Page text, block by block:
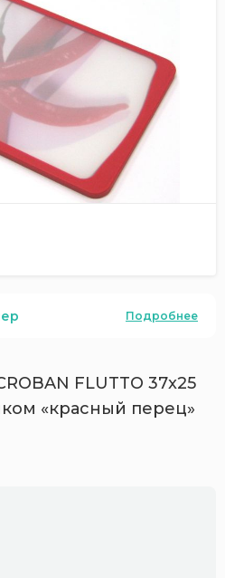
Подробнее
FLUTTO 37x25
«красный перец»